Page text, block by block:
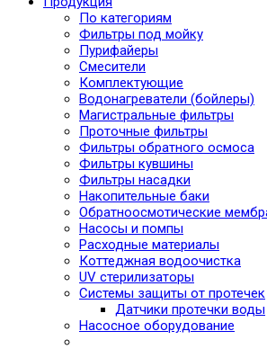
По категориям
Фильтры под мойку
Пурифайеры
Смесители
Комплектующие
Водонагреватели (бойлеры)
Магистральные фильтры
Проточные фильтры
Фильтры обратного осмоса
Фильтры кувшины
Фильтры насадки
Накопительные баки
Обратноосмотические
Насосы и помпы
Расходные материалы
Коттеджная водоочистка
UV стерилизаторы
Системы защиты от протечек
Датчики протечки воды
Насосное оборудование